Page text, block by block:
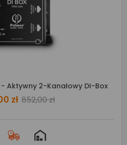
- Aktywny 2-Kanałowy DI-Box
zł 852,00 zł